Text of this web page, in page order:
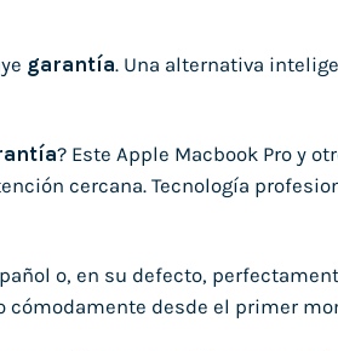
garantía. Una alternativa
? Este Apple Macbook Pro y
cercana. Tecnología
o, en su defecto,
cómodamente desde el primer